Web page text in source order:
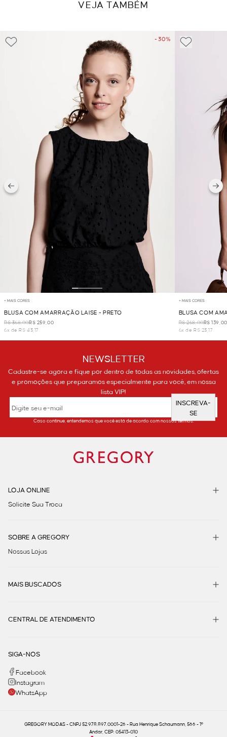
VEJA TAMBÉM
- 30%
+ MAIS CORES
BLUSA COM AMARRAÇÃO LAISE - PRETO
R$ 368,00R$ 259,00
6x de R$ 43,17
+ MAIS CORES
BLUSA COM
R$ 268,00R$ 139,00
6x de R$ 23,17
NEWSLETTER
Cadastre-se agora e fique por dentro de todas as novidades, ofertas
e promoções que preparamos especialmente para você, em nossa
lista VIP!
INSCREVA-
SE
Caso continue, entendemos que você está de acordo com nossos termos.
LOJA ONLINE
Solicite Sua Troca
SOBRE A GREGORY
Nossas Lojas
MAIS BUSCADOS
CENTRAL DE ATENDIMENTO
SIGA-NOS
Facebook
Instagram
WhatsApp
GREGORY MODAS - CNPJ 52.978.897.0001-26 - Rua Henrique Schaumann, 566 - 1º
Andar, CEP: 05413-010